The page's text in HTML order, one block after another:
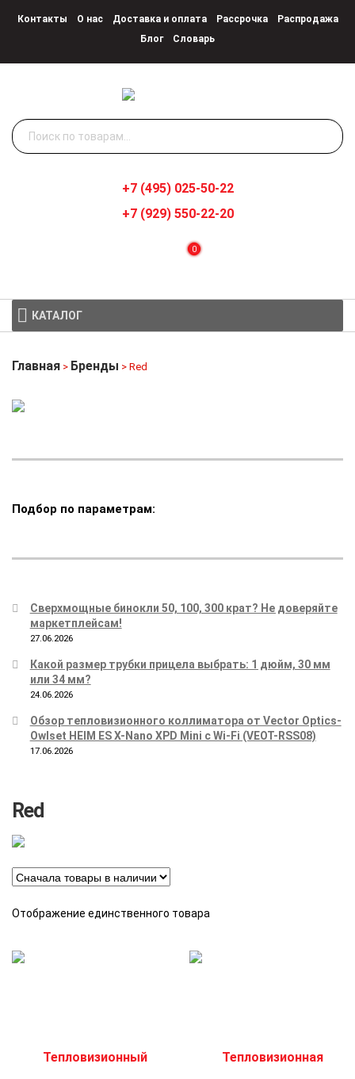
Контакты О нас Доставка и оплата Рассрочка
Распродажа
Блог
Словарь
Искать:
0
+7 (495) 025-50-22
+7 (929) 550-22-20
КАТАЛОГ
Главная > Бренды > Red
Подбор по параметрам:
Сверхмощные бинокли 50, 100, 300 крат? Не доверяйте
маркетплейсам!
27.06.2026
Какой размер трубки прицела выбрать: 1 дюйм, 30 мм
или 34 мм?
24.06.2026
Обзор тепловизионного коллиматора от Vector Optics-
Owlset HEIM ES X-Nano XPD Mini с Wi-Fi (VEOT-RSS08)
17.06.2026
Red
Отображение единственного товара